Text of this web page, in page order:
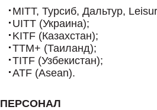
MITT, Турсиб, Дальтур,
UITT (Украина);
KITF (Казахстан);
TTM+ (Таиланд);
TITF (Узбекистан);
ATF (Asean).
ПЕРСОНАЛ